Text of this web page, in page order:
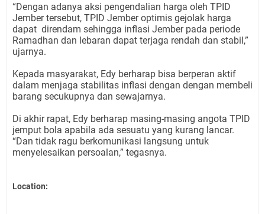
“Dengan adanya aksi pengendalian harga oleh TPID
Jember tersebut, TPID Jember optimis gejolak harga
dapat direndam sehingga inflasi Jember pada periode
Ramadhan dan lebaran dapat terjaga rendah dan stabil,”
ujarnya.
Kepada masyarakat, Edy berharap bisa berperan aktif
dalam menjaga stabilitas inflasi dengan dengan membeli
barang secukupnya dan sewajarnya.
Di akhir rapat, Edy berharap masing-masing angota TPID
jemput bola apabila ada sesuatu yang kurang lancar.
“Dan tidak ragu berkomunikasi langsung untuk
menyelesaikan persoalan,” tegasnya.
Location: